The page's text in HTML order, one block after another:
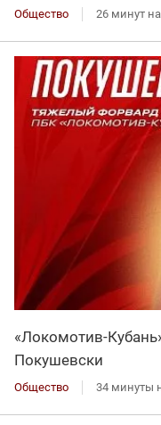
Общество 26 минут
«Локомотив-
Покушевски
Общество 34 минуты